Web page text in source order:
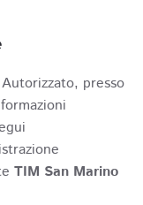
presso
TIM San Marino